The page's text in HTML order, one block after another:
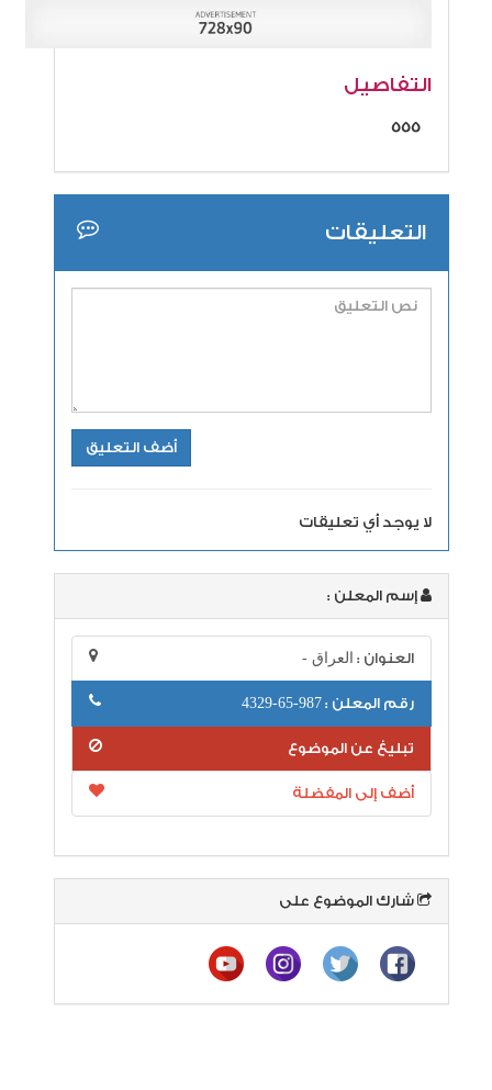
التفاصيل
التعليقات
لا يوجد أي تعليقات
إسم المعلن :
العنوان :العراق -
رقم المعلن :987-65-4329
تبليغ عن الموضوع
أضف إلى المفضلة
شارك الموضوع على